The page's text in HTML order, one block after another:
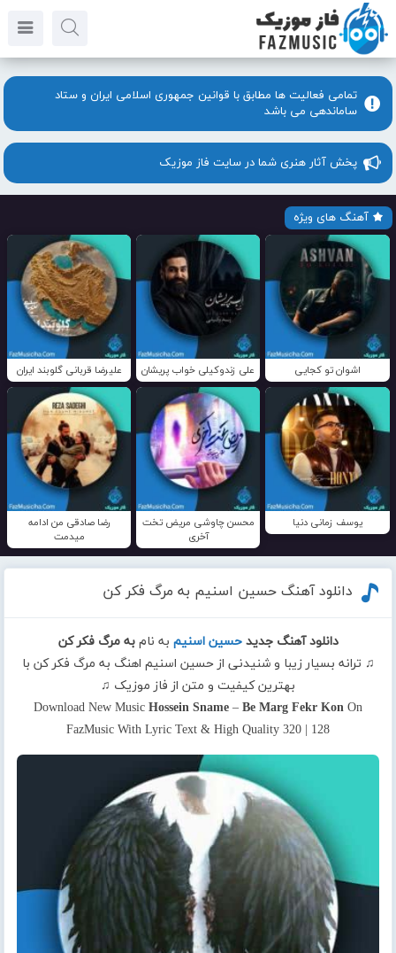
تمامی فعالیت ها مطابق با قوانین جمهوری اسلامی ایران و ستاد
ساماندهی می باشد
پخش آثار هنری شما در سایت فاز موزیک
آهنگ های ویژه
اشوان تو کجایی علی زندوکیلی خواب پریشان علیرضا قربانی گلوبند ایران
یوسف زمانی دنیا
محسن چاوشی مریض تخت
آخری
رضا صادقی من ادامه
میدمت
دانلود آهنگ حسین اسنیم به مرگ فکر کن
دانلود آهنگ جدید حسین اسنیم به نامبه مرگ فکر کن
♫ ترانه بسیار زیبا و شنیدنی از حسین اسنیم اهنگ به مرگ فکر کن با
بهترین کیفیت و متن از فاز موزیک ♫
Download New Music Hossein Sname – Be Marg Fekr Kon On
FazMusic With Lyric Text & High Quality 320 | 128